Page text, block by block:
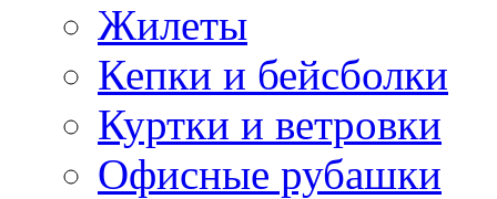
Жилеты
Кепки и бейсболки
Куртки и ветровки
Офисные рубашки